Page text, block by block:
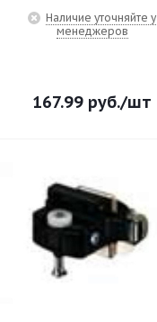
Наличие уточняйте у
менеджеров
167.99 руб./шт